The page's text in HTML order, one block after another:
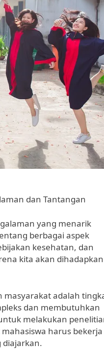
dan Tantangan
yang menarik
berbagai aspek
kesehatan, dan
kita akan dihadapkan
masyarakat adalah
dan membutuhkan
melakukan
harus bekerja
diajarkan.